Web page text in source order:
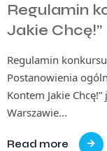
Regulamin
Jakie Chcę!”
Regulamin konkursu
Postanowienia
Kontem Jakie
Warszawie…
Read more